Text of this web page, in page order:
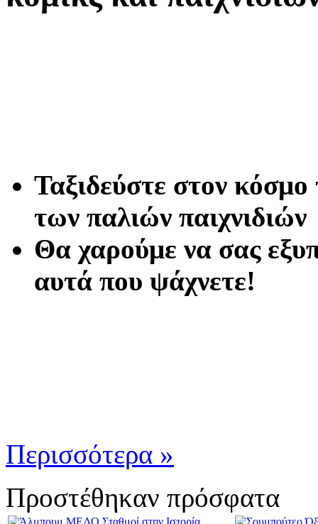
Ταξιδεύστε στον
των παλιών παιχνιδιών
Θα χαρούμε να σας
αυτά που ψάχνετε!
Περισσότερα »
Προστέθηκαν πρόσφατα